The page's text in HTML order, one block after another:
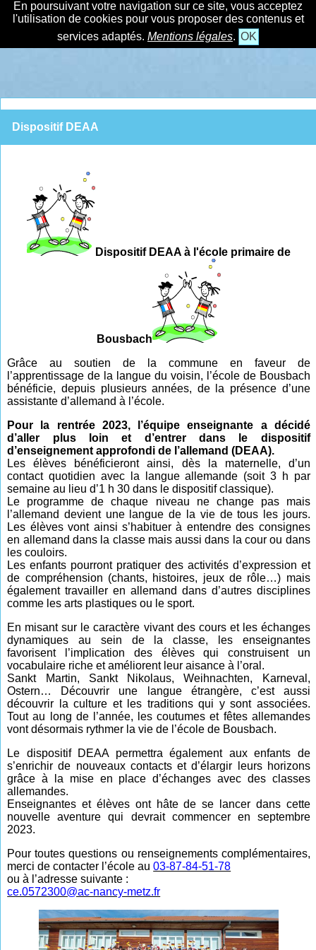
En poursuivant votre navigation sur ce site, vous acceptez
l'utilisation de cookies pour vous proposer des contenus et
services adaptés. Mentions légales. OK
Dispositif DEAA
Dispositif DEAA à l'école primaire de
Bousbach
Grâce au soutien de la commune en faveur de
l’apprentissage de la langue du voisin, l’école de Bousbach
bénéficie, depuis plusieurs années, de la présence d’une
assistante d’allemand à l’école.
Pour la rentrée 2023, l’équipe enseignante a décidé
d’aller plus loin et d’entrer dans le dispositif
d’enseignement approfondi de l’allemand (DEAA).
Les élèves bénéficieront ainsi, dès la maternelle, d’un
contact quotidien avec la langue allemande (soit 3 h par
semaine au lieu d’1 h 30 dans le dispositif classique).
Le programme de chaque niveau ne change pas mais
l’allemand devient une langue de la vie de tous les jours.
Les élèves vont ainsi s’habituer à entendre des consignes
en allemand dans la classe mais aussi dans la cour ou dans
les couloirs.
Les enfants pourront pratiquer des activités d’expression et
de compréhension (chants, histoires, jeux de rôle…) mais
également travailler en allemand dans d’autres disciplines
comme les arts plastiques ou le sport.
En misant sur le caractère vivant des cours et les échanges
dynamiques au sein de la classe, les enseignantes
favorisent l’implication des élèves qui construisent un
vocabulaire riche et améliorent leur aisance à l’oral.
Sankt Martin, Sankt Nikolaus, Weihnachten, Karneval,
Ostern… Découvrir une langue étrangère, c’est aussi
découvrir la culture et les traditions qui y sont associées.
Tout au long de l’année, les coutumes et fêtes allemandes
vont désormais rythmer la vie de l’école de Bousbach.
Le dispositif DEAA permettra également aux enfants de
s’enrichir de nouveaux contacts et d’élargir leurs horizons
grâce à la mise en place d’échanges avec des classes
allemandes.
Enseignantes et élèves ont hâte de se lancer dans cette
nouvelle aventure qui devrait commencer en septembre
2023.
Pour toutes questions ou renseignements complémentaires,
merci de contacter l’école au03-87-84-51-78
ou à l’adresse suivante :
ce.0572300@ac-nancy-metz.fr